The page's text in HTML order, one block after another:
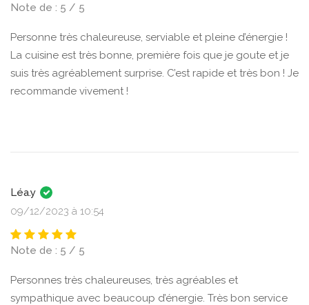
Note de : 5 / 5
Personne très chaleureuse, serviable et pleine d’énergie !
La cuisine est très bonne, première fois que je goute et je
suis très agréablement surprise. C’est rapide et très bon ! Je
recommande vivement !
Léa.y
09/12/2023 à 10:54
Note de : 5 / 5
Personnes très chaleureuses, très agréables et
sympathique avec beaucoup d’énergie. Très bon service